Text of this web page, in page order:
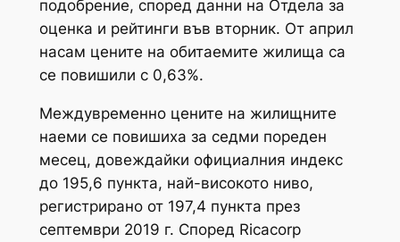
подобрение, според данни на Отдела за
оценка и рейтинги във вторник. От април
насам цените на обитаемите жилища са
се повишили с 0,63%.
Междувременно цените на жилищните
наеми се повишиха за седми пореден
месец, довеждайки официалния индекс
до 195,6 пункта, най-високото ниво,
регистрирано от 197,4 пункта през
септември 2019 г. Според Ricacorp